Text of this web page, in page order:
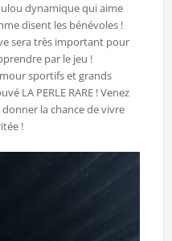
dynamique qui aime
disent les bénévoles !
sera très important pour
par le jeu !
sportifs et grands
LA PERLE RARE ! Venez
la chance de vivre
!